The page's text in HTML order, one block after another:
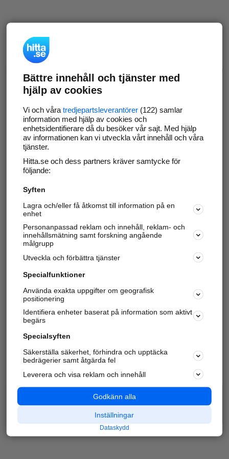
Bättre innehåll och tjänster med
hjälp av cookies
Vi och våra tredjepartsleverantörer(122) samlar
information med hjälp av cookies och
enhetsidentifierare då du besöker vår sajt. Med hjälp
av informationen kan vi utveckla vårt innehåll och våra
tjänster.
Hitta.se och dess partners kräver samtycke för
följande:
Syften
Lagra och/eller få åtkomst till information på en
enhet
Personanpassad reklam och innehåll, reklam- och
innehållsmätning samt forskning angående
målgrupp
Utveckla och förbättra tjänster
Specialfunktioner
Använda exakta uppgifter om geografisk
positionering
Identifiera enheter baserat på information som aktivt
begärs
Specialsyften
Säkerställa säkerhet, förhindra och upptäcka
bedrägerier samt åtgärda fel
Leverera och visa reklam och innehåll
Godkänn alla
Inställningar
Dataskydd